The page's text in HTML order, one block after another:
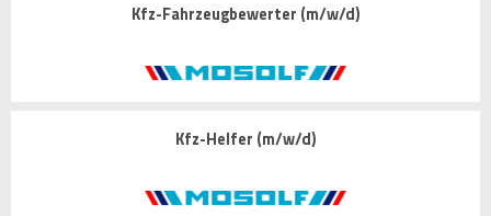
Kfz-Fahrzeugbewerter (m/w/d)
Kfz-Helfer (m/w/d)